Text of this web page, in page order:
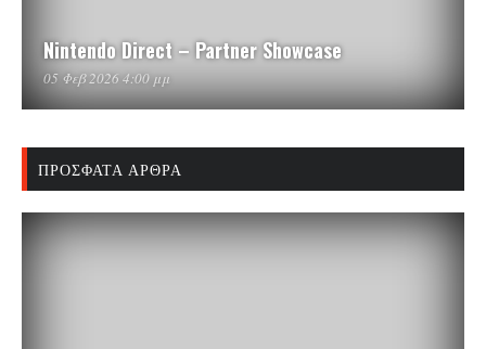
Nintendo Direct – Partner Showcase
05 Φεβ 2026 4:00 μμ
ΠΡΌΣΦΑΤΑ ΆΡΘΡΑ